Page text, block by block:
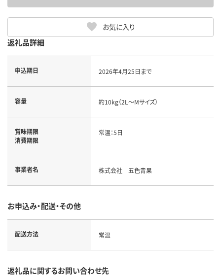
お気に入り
返礼品詳細
申込期日 2026年4月25日まで
容量 約10kg（2L～Mサイズ）
賞味期限
消費期限
常温：5日
事業者名 株式会社 五色青果
お申込み・配送・その他
配送方法 常温
返礼品に関するお問い合わせ先